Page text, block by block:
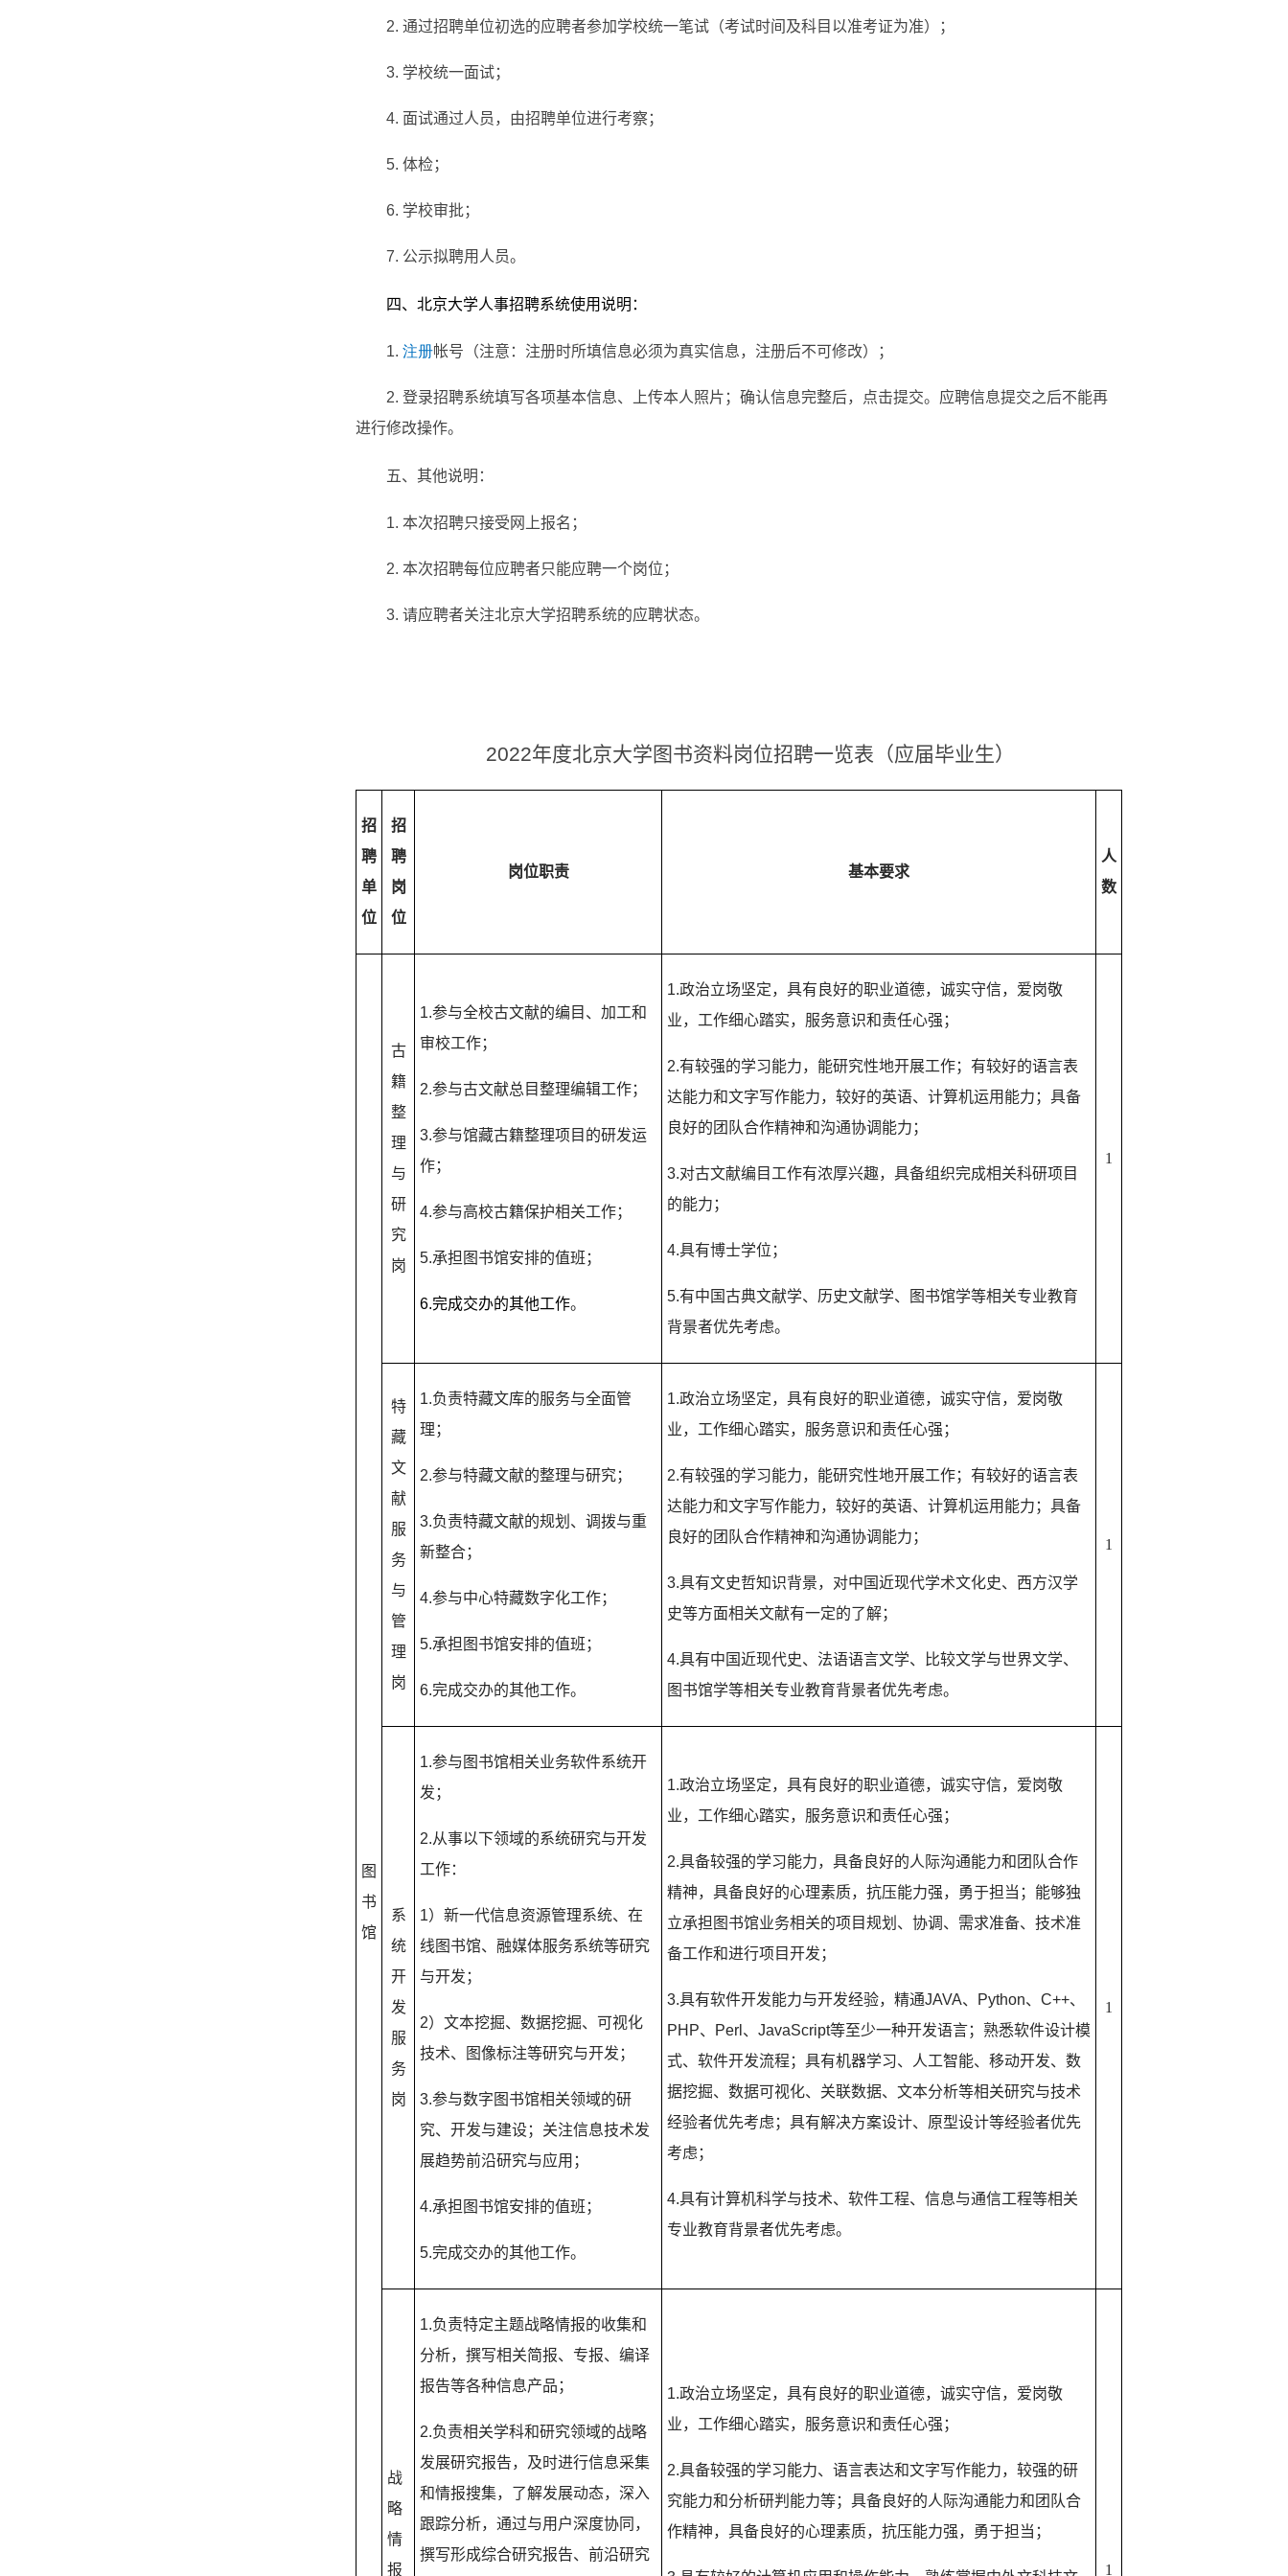
2. 通过招聘单位初选的应聘者参加学校统一笔试（考试时间及科目以准考证为准）；
3. 学校统一面试；
4. 面试通过人员，由招聘单位进行考察；
5. 体检；
6. 学校审批；
7. 公示拟聘用人员。
四、北京大学人事招聘系统使用说明：
1. 注册帐号（注意：注册时所填信息必须为真实信息，注册后不可修改）；
2. 登录招聘系统填写各项基本信息、上传本人照片；确认信息完整后，点击提交。应聘信息提交之后不能再
进行修改操作。
五、其他说明：
1. 本次招聘只接受网上报名；
2. 本次招聘每位应聘者只能应聘一个岗位；
3. 请应聘者关注北京大学招聘系统的应聘状态。
2022年度北京大学图书资料岗位招聘一览表（应届毕业生）
招
聘
单
位
招
聘
岗
位
岗位职责 基本要求
人
数
图
书
馆
古
籍
整
理
与
研
究
岗
1.参与全校古文献的编目、加工和
审校工作；
2.参与古文献总目整理编辑工作；
3.参与馆藏古籍整理项目的研发运
作；
4.参与高校古籍保护相关工作；
5.承担图书馆安排的值班；
6.完成交办的其他工作。
1.政治立场坚定，具有良好的职业道德，诚实守信，爱岗敬
业，工作细心踏实，服务意识和责任心强；
2.有较强的学习能力，能研究性地开展工作；有较好的语言表
达能力和文字写作能力，较好的英语、计算机运用能力；具备
良好的团队合作精神和沟通协调能力；
3.对古文献编目工作有浓厚兴趣，具备组织完成相关科研项目
的能力；
4.具有博士学位；
5.有中国古典文献学、历史文献学、图书馆学等相关专业教育
背景者优先考虑。
1
特
藏
文
献
服
务
与
管
理
岗
1.负责特藏文库的服务与全面管
理；
2.参与特藏文献的整理与研究；
3.负责特藏文献的规划、调拨与重
新整合；
4.参与中心特藏数字化工作；
5.承担图书馆安排的值班；
6.完成交办的其他工作。
1.政治立场坚定，具有良好的职业道德，诚实守信，爱岗敬
业，工作细心踏实，服务意识和责任心强；
2.有较强的学习能力，能研究性地开展工作；有较好的语言表
达能力和文字写作能力，较好的英语、计算机运用能力；具备
良好的团队合作精神和沟通协调能力；
3.具有文史哲知识背景，对中国近现代学术文化史、西方汉学
史等方面相关文献有一定的了解；
4.具有中国近现代史、法语语言文学、比较文学与世界文学、
图书馆学等相关专业教育背景者优先考虑。
1
系
统
开
发
服
务
岗
1.参与图书馆相关业务软件系统开
发；
2.从事以下领域的系统研究与开发
工作：
1）新一代信息资源管理系统、在
线图书馆、融媒体服务系统等研究
与开发；
2）文本挖掘、数据挖掘、可视化
技术、图像标注等研究与开发；
3.参与数字图书馆相关领域的研
究、开发与建设；关注信息技术发
展趋势前沿研究与应用；
4.承担图书馆安排的值班；
5.完成交办的其他工作。
1.政治立场坚定，具有良好的职业道德，诚实守信，爱岗敬
业，工作细心踏实，服务意识和责任心强；
2.具备较强的学习能力，具备良好的人际沟通能力和团队合作
精神，具备良好的心理素质，抗压能力强，勇于担当；能够独
立承担图书馆业务相关的项目规划、协调、需求准备、技术准
备工作和进行项目开发；
3.具有软件开发能力与开发经验，精通JAVA、 Python、 C++、
PHP、 Perl 、 JavaScript等至少一种开发语言；熟悉软件设计模
式、软件开发流程；具有机器学习、人工智能、移动开发、数
据挖掘、数据可视化、关联数据、文本分析等相关研究与技术
经验者优先考虑；具有解决方案设计、原型设计等经验者优先
考虑；
4.具有计算机科学与技术、软件工程、信息与通信工程等相关
专业教育背景者优先考虑。
1
战
略
情
报
1.负责特定主题战略情报的收集和
分析，撰写相关简报、专报、编译
报告等各种信息产品；
2.负责相关学科和研究领域的战略
发展研究报告，及时进行信息采集
和情报搜集，了解发展动态，深入
跟踪分析，通过与用户深度协同，
撰写形成综合研究报告、前沿研究
1.政治立场坚定，具有良好的职业道德，诚实守信，爱岗敬
业，工作细心踏实，服务意识和责任心强；
2.具备较强的学习能力、语言表达和文字写作能力，较强的研
究能力和分析研判能力等；具备良好的人际沟通能力和团队合
作精神，具备良好的心理素质，抗压能力强，勇于担当；
1